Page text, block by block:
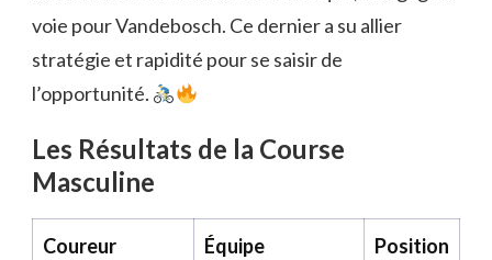
voie pour Vandebosch. Ce dernier a su allier
stratégie et rapidité pour se saisir de
l’opportunité.
Les Résultats de la Course
Masculine
Coureur Équipe Position